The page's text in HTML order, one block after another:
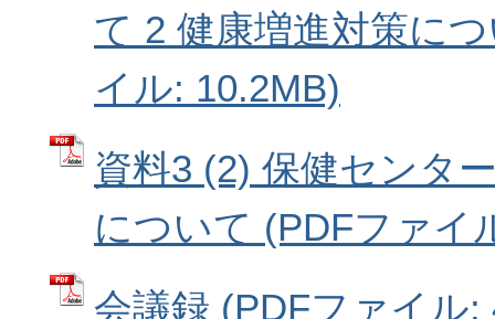
て 2 健康増進対策に
イル: 10.2MB)
資料3 (2) 保健センタ
について (PDFファイ
会議録 (PDFファイル: